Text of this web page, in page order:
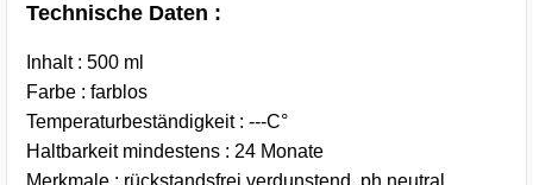
Technische Daten :
Inhalt : 500 ml
Farbe : farblos
Temperaturbeständigkeit : ---C°
Haltbarkeit mindestens : 24 Monate
Merkmale : rückstandsfrei verdunstend, ph neutral